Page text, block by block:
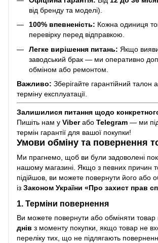
від бренду та моделі).
100% впевненість: Кожна одиниця
перевірку перед відправкою.
Легке вирішення питань: Якщо
заводський брак — ми оперативно
обміном або ремонтом.
Важливо: Зберігайте гарантійний талон
терміну експлуатації.
Залишилися питання щодо
Пишіть нам у Viberабо Telegram — ми
термін гарантії для вашої покупки!
Умови обміну та повернення
Ми прагнемо, щоб ви були задоволені
нашому магазині. Якщо з певних причин
підійшов, ви можете повернути його або
із Законом України «Про захист прав
1. Терміни повернення
Ви можете повернути або обміняти товар
днів з моменту покупки, якщо товар не
переліку тих, що не підлягають